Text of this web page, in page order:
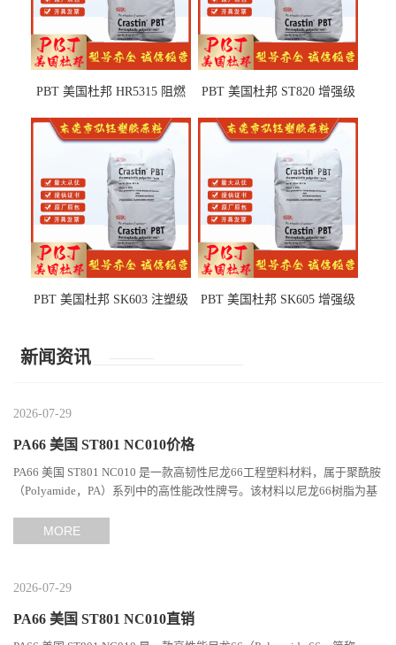
PBT 美国杜邦 HR5315 阻燃
部件
PBT 美国杜邦 ST820 增强级
PBT 美国杜邦 SK603 注塑级
PBT 美国杜邦 SK605 增强级
新闻资讯
2026-07-29
PA66 美国 ST801 NC010价格
PA66 美国 ST801 NC010 是一款高韧性尼龙66工程塑料材料，属于聚酰胺
（Polyamide，PA）系列中的高性能改性牌号。该材料以尼龙66树脂为基
MORE
2026-07-29
PA66 美国 ST801 NC010直销